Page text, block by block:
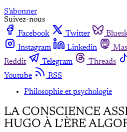
S'abonner
Suivez-nous
Facebook
Twitter
Instagram
Linkedin
Reddit
Telegram Threads
Youtube
RSS
Philosophie et psychologie
LA CONSCIENCE
HUGO À L’ÈRE